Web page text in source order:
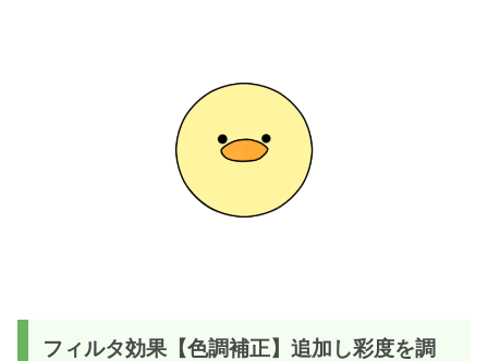
フィルタ効果【色調補正】追加し彩度を調